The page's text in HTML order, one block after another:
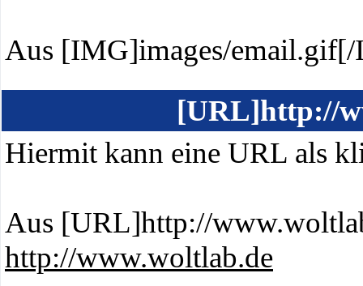
Aus [IMG]images/
[URL]http://
Hiermit kann eine URL als
Aus [URL]http://
http://www.woltlab.de